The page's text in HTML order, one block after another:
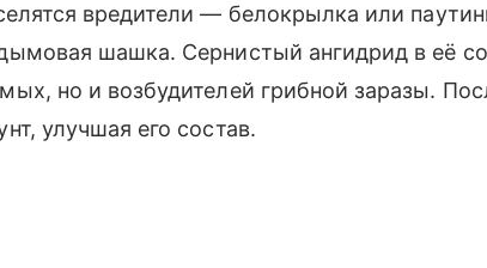
вредители — белокрылка или
шашка. Сернистый ангидрид в её
но и возбудителей грибной заразы.
улучшая его состав.